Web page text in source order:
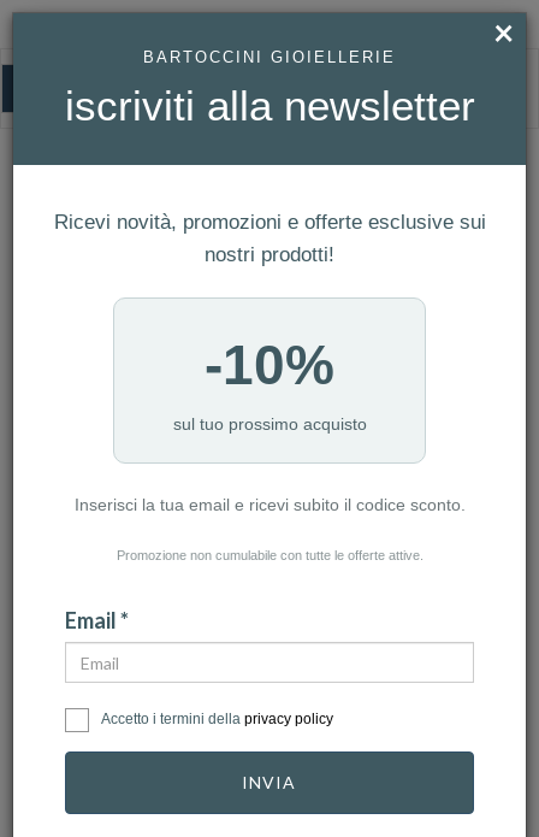
HOMEPAGE
OROLOGIO WYLER VETTA JUMBOSTAR SOLO TEMPO AUTOMATICO REF.
Orologio Wyler Vetta Jumbostar solo
tempo automatico Ref. WV0258
×
BARTOCCINI GIOIELLERIE
iscriviti alla newsletter
Ricevi novità, promozioni e offerte esclusive sui
nostri prodotti!
-10%
sul tuo prossimo acquisto
Inserisci la tua email e ricevi subito il codice sconto.
Promozione non cumulabile con tutte le offerte attive.
Email *
Accetto i termini della privacy policy
INVIA